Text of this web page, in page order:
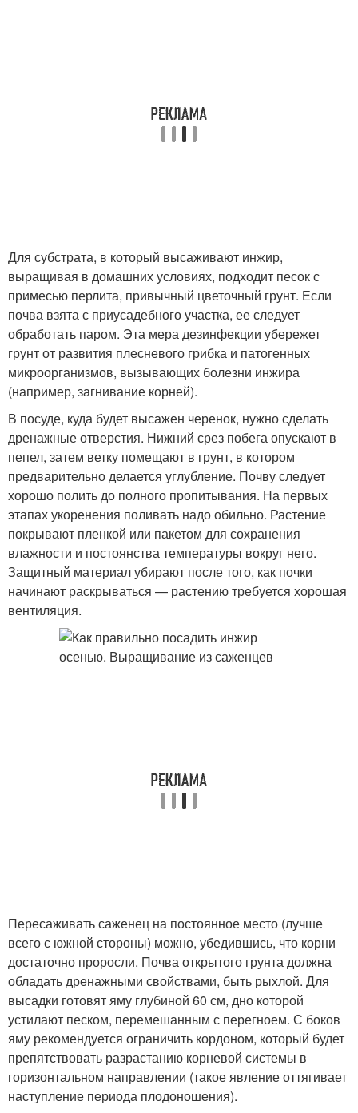
Для субстрата, в который высаживают инжир,
выращивая в домашних условиях, подходит песок с
примесью перлита, привычный цветочный грунт. Если
почва взята с приусадебного участка, ее следует
обработать паром. Эта мера дезинфекции убережет
грунт от развития плесневого грибка и патогенных
микроорганизмов, вызывающих болезни инжира
(например, загнивание корней).
В посуде, куда будет высажен черенок, нужно сделать
дренажные отверстия. Нижний срез побега опускают в
пепел, затем ветку помещают в грунт, в котором
предварительно делается углубление. Почву следует
хорошо полить до полного пропитывания. На первых
этапах укоренения поливать надо обильно. Растение
покрывают пленкой или пакетом для сохранения
влажности и постоянства температуры вокруг него.
Защитный материал убирают после того, как почки
начинают раскрываться — растению требуется хорошая
вентиляция.
Пересаживать саженец на постоянное место (лучше
всего с южной стороны) можно, убедившись, что корни
достаточно проросли. Почва открытого грунта должна
обладать дренажными свойствами, быть рыхлой. Для
высадки готовят яму глубиной 60 см, дно которой
устилают песком, перемешанным с перегноем. С боков
яму рекомендуется ограничить кордоном, который будет
препятствовать разрастанию корневой системы в
горизонтальном направлении (такое явление оттягивает
наступление периода плодоношения).